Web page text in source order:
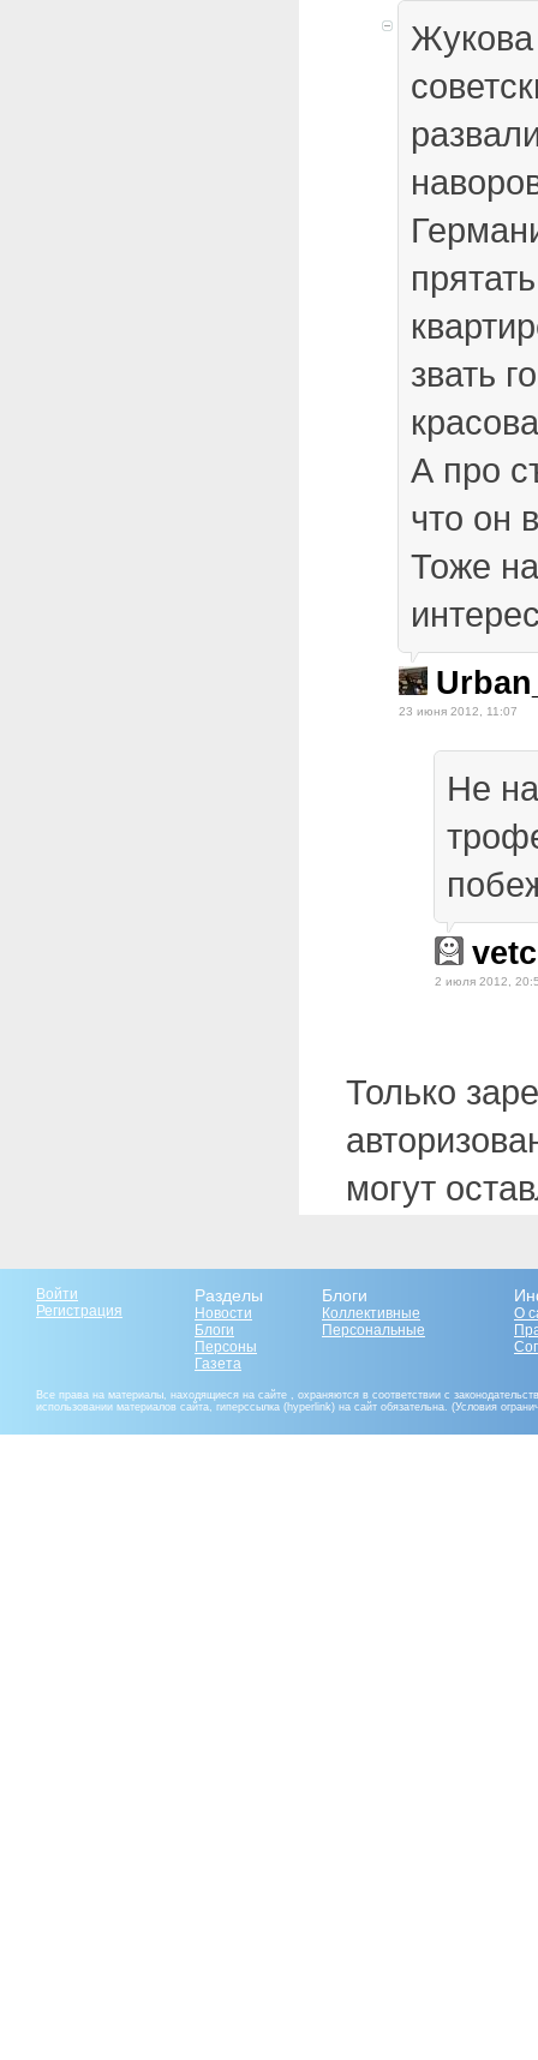
звать
А про
что он
Тоже
23 июня 2012, 11:07
Не
2 июля 2012,
Только
могут
Войти
Регистрация
Разделы
Новости
Блоги
Персоны
Газета
Блоги
Коллективные
Персональные
О
Все права на материалы, находящиеся на сайте , охраняются в соответствии с
использовании материалов сайта, гиперссылка (hyperlink) на сайт обязательна. (Условия